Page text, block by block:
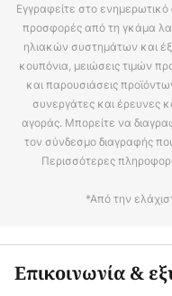
Εγγραφείτε στο ενημερωτικό
προσφορές από τη γκάμα
ηλιακών συστημάτων και
κουπόνια, μειώσεις τιμών
και παρουσιάσεις
συνεργάτες και έρευνες
αγοράς. Μπορείτε να
τον σύνδεσμο διαγραφής
Περισσότερες
*Από την
Επικοινωνία &